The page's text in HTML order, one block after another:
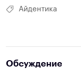
Айдентика
Обсуждение